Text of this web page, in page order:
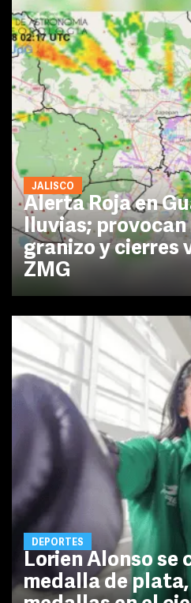
JALISCO
Alerta Roja en
lluvias; provocan
granizo y cierres
ZMG
DEPORTES
Lorien Alonso se
medalla de